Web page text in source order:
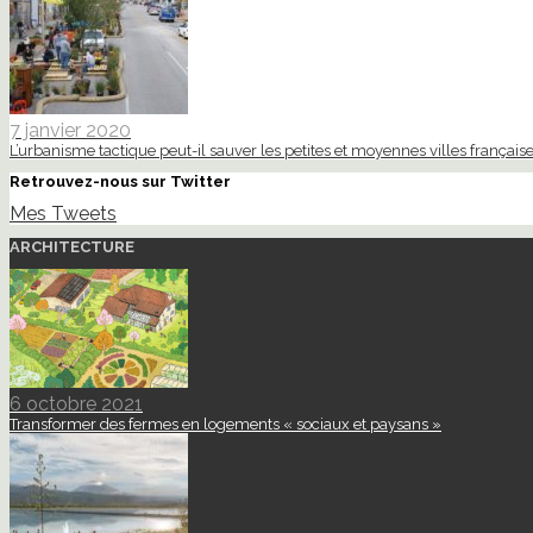
7 janvier 2020
L’urbanisme tactique peut-il sauver les petites et moyennes villes
Retrouvez-nous sur Twitter
Mes Tweets
ARCHITECTURE
6 octobre 2021
Transformer des fermes en logements « sociaux et paysans »